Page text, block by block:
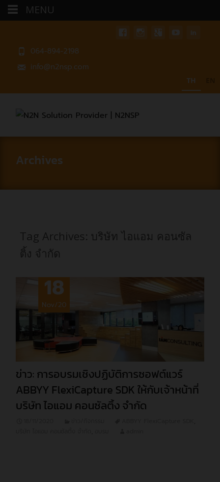
064-894-2198
info@n2nsp.com
TH
Archives
Tag Archives: บริษัท ไอแอม คอนซัล
ติ้ง จำกัด
18
Nov/20
ข่าว: การอบรมเชิงปฏิบัติการซอฟต์แวร์
ABBYY FlexiCapture SDK ให้กับเจ้าหน้าที่
บริษัท ไอแอม คอนซัลติ้ง จำกัด
MENU